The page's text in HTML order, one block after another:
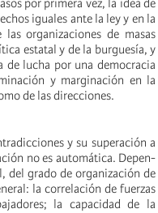
por primera vez, la idea de
iguales ante la ley y en la
organizaciones de masas
estatal y de la burguesía, y
de lucha por una democracia
y marginación en la
de las direcciones.
y su superación a
no es automática. Depen-
del grado de organización de
la correlación de fuerzas
la capacidad de la